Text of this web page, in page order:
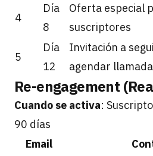
4
Día
8
Oferta especial
suscriptores
5
Día
12
Invitación a
agendar llamada
Re-engagement
Cuando se activa:
90 días
Email